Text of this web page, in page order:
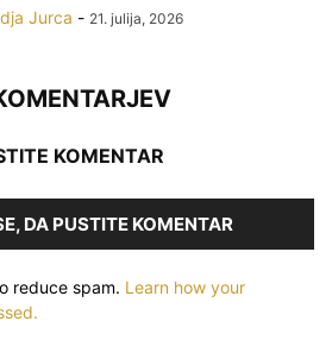
Jurca - 21. julija, 2026
KOMENTAR
DA PUSTITE KOMENTAR
reduce spam. Learn how your